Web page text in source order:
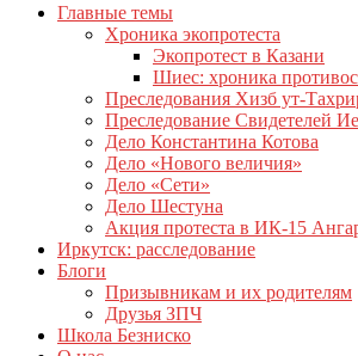
Главные темы
Хроника экопротеста
Экопротест в Казани
Шиес: хроника
Преследования Хизб ут-
Преследование Свидетелей
Дело Константина Котова
Дело «Нового величия»
Дело «Сети»
Дело Шестуна
Акция протеста в ИК-15
Иркутск: расследование
Блоги
Призывникам и их родителям
Друзья ЗПЧ
Школа Безниско